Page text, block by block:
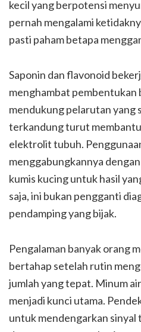
kecil yang berpotensi
pernah mengalami
pasti paham betapa
Saponin dan flavonoid
menghambat pembentukan
mendukung pelarutan yang
terkandung turut
elektrolit tubuh.
menggabungkannya
kumis kucing untuk hasil
saja, ini bukan pengganti
pendamping yang bijak.
Pengalaman banyak orang
bertahap setelah rutin
jumlah yang tepat. Minum
menjadi kunci utama.
untuk mendengarkan sinyal